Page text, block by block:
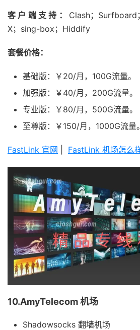
客户端支持： Clash；Surfboard
X；sing-box；Hiddify
套餐价格：
基础版：￥20/月，100G流量。
加强版：￥40/月，200G流量。
专业版：￥80/月，500G流量。
至尊版：￥150/月，1000G流量。
FastLink 官网 FastLink 机场怎么
10.AmyTelecom 机场
Shadowsocks 翻墙机场